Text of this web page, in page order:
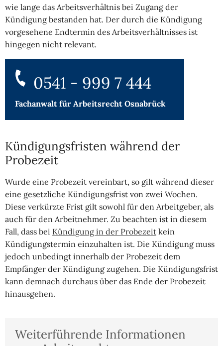
wie lange das Arbeitsverhältnis bei Zugang der
Kündigung bestanden hat. Der durch die Kündigung
vorgesehene Endtermin des Arbeitsverhältnisses ist
hingegen nicht relevant.
0541 - 999 7 444
Fachanwalt für Arbeitsrecht Osnabrück
Kündigungsfristen während der
Probezeit
Wurde eine Probezeit vereinbart, so gilt während dieser
eine gesetzliche Kündigungsfrist von zwei Wochen.
Diese verkürzte Frist gilt sowohl für den Arbeitgeber, als
auch für den Arbeitnehmer. Zu beachten ist in diesem
Fall, dass bei Kündigung in der Probezeit kein
Kündigungstermin einzuhalten ist. Die Kündigung muss
jedoch unbedingt innerhalb der Probezeit dem
Empfänger der Kündigung zugehen. Die Kündigungsfrist
kann demnach durchaus über das Ende der Probezeit
hinausgehen.
Weiterführende Informationen